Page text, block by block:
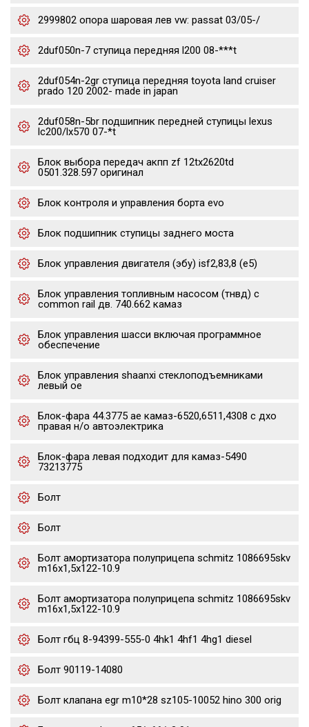
2999802 опора шаровая лев vw: passat 03/05-/
2duf050n-7 ступица передняя l200 08-***t
2duf054n-2gr ступица передняя toyota land cruiser
prado 120 2002- made in japan
2duf058n-5br подшипник передней ступицы lexus
lc200/lx570 07-*t
Блок выбора передач акпп zf 12tx2620td
0501.328.597 оригинал
Блок контроля и управления борта evo
Блок подшипник ступицы заднего моста
Блок управления двигателя (эбу) isf2,83,8 (е5)
Блок управления топливным насосом (тнвд) с
common rail дв. 740.662 камаз
Блок управления шасси включая программное
обеспечение
Блок управления shaanxi стеклоподъемниками
левый oe
Блок-фара 44.3775 ae камаз-6520,6511,4308 с дхо
правая н/о автоэлектрика
Блок-фара левая подходит для камаз-5490
73213775
Болт
Болт
Болт амортизатора полуприцепа schmitz 1086695skv
m16x1,5х122-10.9
Болт амортизатора полуприцепа schmitz 1086695skv
m16x1,5х122-10.9
Болт гбц 8-94399-555-0 4hk1 4hf1 4hg1 diesel
Болт 90119-14080
Болт клапана egr m10*28 sz105-10052 hino 300 orig